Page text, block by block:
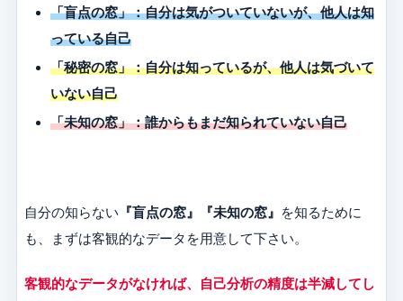
「盲点の窓」：自分は気がついていないが、他人は知
っている自己
「秘密の窓」：自分は知っているが、他人は気づいて
いない自己
「未知の窓」：誰からもまだ知られていない自己
自分の知らない 『盲点の窓』『未知の窓』 を知るために
も、まずは客観的なデータを用意して下さい。
客観的なデータがなければ、自己分析の精度は半減してし